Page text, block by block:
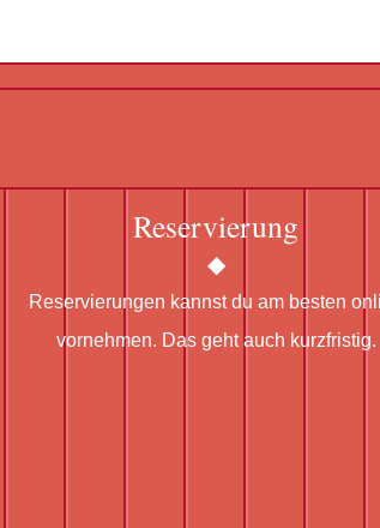
Reservierung
Reservierungen kannst du am besten
vornehmen. Das geht auch kurzfristig.